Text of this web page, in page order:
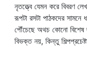
নৃতত্ত্বে যেমন করে বিবরণ
রূপটা রসটা পাঠকদের সামনে
পৌঁচেছে অথচ কোনো বিশেষ
বিভক্ত নয়, কিন্তু